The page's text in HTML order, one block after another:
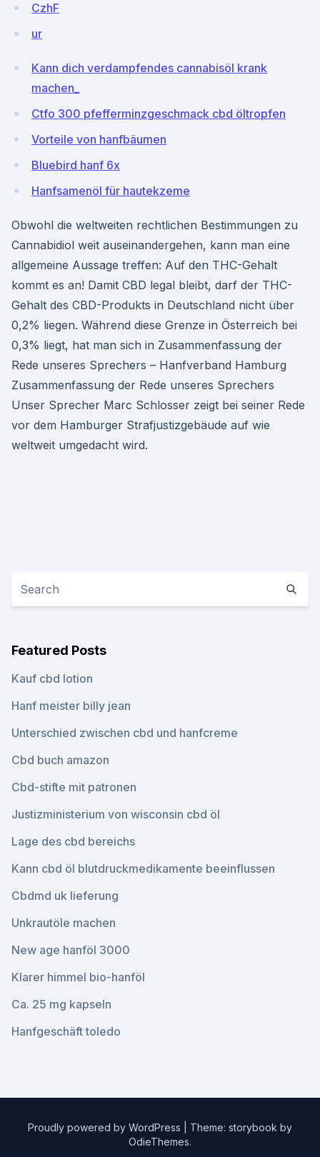
CzhF
ur
Kann dich verdampfendes cannabisöl krank
machen_
Ctfo 300 pfefferminzgeschmack cbd öltropfen
Vorteile von hanfbäumen
Bluebird hanf 6x
Hanfsamenöl für hautekzeme
Obwohl die weltweiten rechtlichen Bestimmungen zu
Cannabidiol weit auseinandergehen, kann man eine
allgemeine Aussage treffen: Auf den THC-Gehalt
kommt es an! Damit CBD legal bleibt, darf der THC-
Gehalt des CBD-Produkts in Deutschland nicht über
0,2% liegen. Während diese Grenze in Österreich bei
0,3% liegt, hat man sich in Zusammenfassung der
Rede unseres Sprechers – Hanfverband Hamburg
Zusammenfassung der Rede unseres Sprechers
Unser Sprecher Marc Schlosser zeigt bei seiner Rede
vor dem Hamburger Strafjustizgebäude auf wie
weltweit umgedacht wird.
Featured Posts
Kauf cbd lotion
Hanf meister billy jean
Unterschied zwischen cbd und hanfcreme
Cbd buch amazon
Cbd-stifte mit patronen
Justizministerium von wisconsin cbd öl
Lage des cbd bereichs
Kann cbd öl blutdruckmedikamente beeinflussen
Cbdmd uk lieferung
Unkrautöle machen
New age hanföl 3000
Klarer himmel bio-hanföl
Ca. 25 mg kapseln
Hanfgeschäft toledo
Proudly powered by WordPress
Theme: storybook by
OdieThemes.